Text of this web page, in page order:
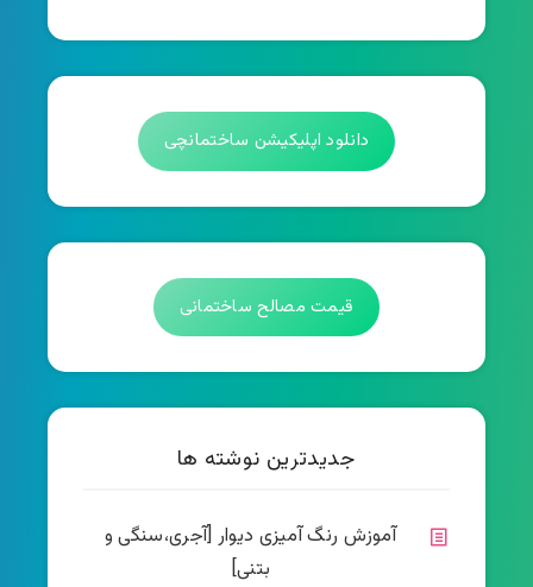
دانلود اپلیکیشن ساختمانچی
قیمت مصالح ساختمانی
جدیدترین نوشته ها
آموزش رنگ آمیزی دیوار [آجری،سنگی و
بتنی]